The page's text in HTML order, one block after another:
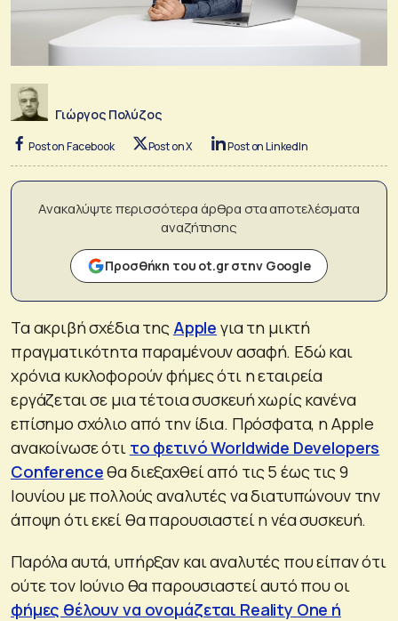
Γιώργος Πολύζος
Post on Facebook Post on X Post on LinkedIn
Ανακαλύψτε περισσότερα άρθρα στα αποτελέσματα
αναζήτησης
Προσθήκη του ot.gr στην Google
Τα ακριβή σχέδια της Apple για τη μικτή
πραγματικότητα παραμένουν ασαφή. Εδώ και
χρόνια κυκλοφορούν φήμες ότι η εταιρεία
εργάζεται σε μια τέτοια συσκευή χωρίς κανένα
επίσημο σχόλιο από την ίδια. Πρόσφατα, η Apple
ανακοίνωσε ότι το φετινό Worldwide Developers
Conferenceθα διεξαχθεί από τις 5 έως τις 9
Ιουνίου με πολλούς αναλυτές να διατυπώνουν την
άποψη ότι εκεί θα παρουσιαστεί η νέα συσκευή.
Παρόλα αυτά, υπήρξαν και αναλυτές που είπαν ότι
ούτε τον Ιούνιο θα παρουσιαστεί αυτό που οι
φήμες θέλουν να ονομάζεται Reality One ή